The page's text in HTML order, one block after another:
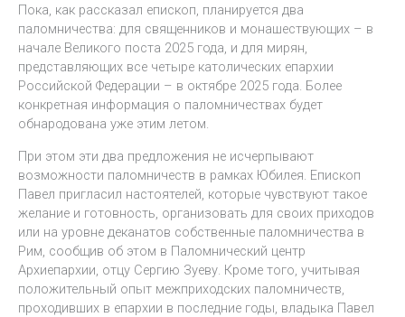
Пока, как рассказал епископ, планируется два
паломничества: для священников и монашествующих – в
начале Великого поста 2025 года, и для мирян,
представляющих все четыре католических епархии
Российской Федерации – в октябре 2025 года. Более
конкретная информация о паломничествах будет
обнародована уже этим летом.
При этом эти два предложения не исчерпывают
возможности паломничеств в рамках Юбилея. Епископ
Павел пригласил настоятелей, которые чувствуют такое
желание и готовность, организовать для своих приходов
или на уровне деканатов собственные паломничества в
Рим, сообщив об этом в Паломнический центр
Архиепархии, отцу Сергию Зуеву. Кроме того, учитывая
положительный опыт межприходских паломничеств,
проходивших в епархии в последние годы, владыка Павел